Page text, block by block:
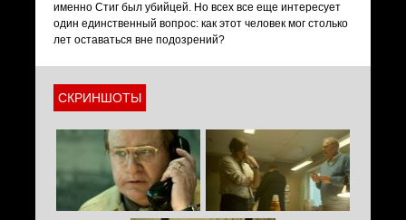
именно Стиг был убийцей. Но всех все еще интересует
один единственный вопрос: как этот человек мог столько
лет оставаться вне подозрений?
СКРИНШОТЫ